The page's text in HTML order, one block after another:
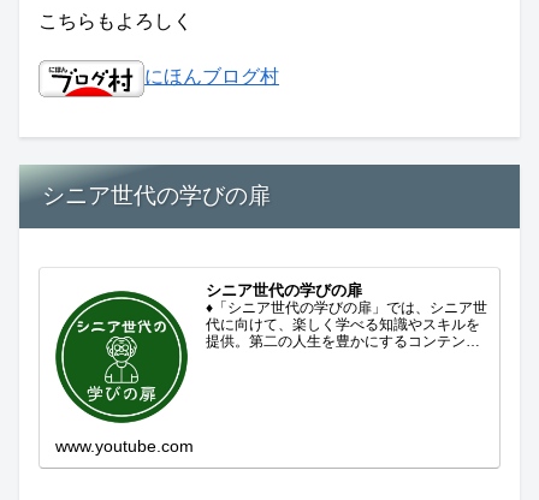
こちらもよろしく
にほんブログ村
シニア世代の学びの扉
シニア世代の学びの扉
♦「シニア世代の学びの扉」では、シニア世
代に向けて、楽しく学べる知識やスキルを
提供。第二の人生を豊かにするコンテンツ
www.youtube.com